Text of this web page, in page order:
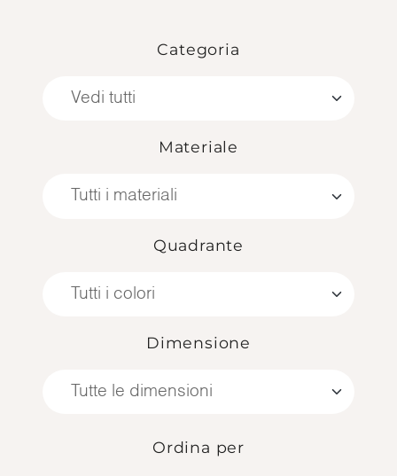
Categoria
Materiale
Quadrante
Dimensione
Ordina per